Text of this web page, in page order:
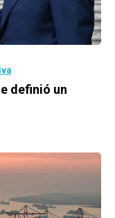
definió un